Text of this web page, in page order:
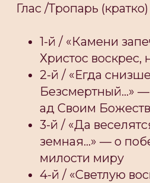
Глас /Тропарь (кратко)
1-й / «Камени
Христос воскрес,
2-й / «Егда
Безсмертный...»
ад Своим
3-й / «Да
земная...» — о
милости миру
4-й / «Светлую